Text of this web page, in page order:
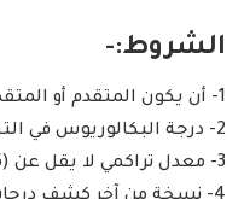
الشروط:-
1- أن يكون المتقدم أو المتقدمة سعودي الجنسية.
2- درجة البكالوريوس في التخصصات الموضحة أعلاه.
3- معدل تراكمي لا يقل عن (3.25 من 4) أو (4 من 5).